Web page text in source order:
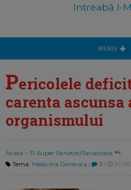
Intreabă I-
MENIU
Pericolele
carenta ascunsa
organismului
Acasa > Fi Super Sanatos/Sanatoasa
Tema: Medicina Generala | 3 | 20/